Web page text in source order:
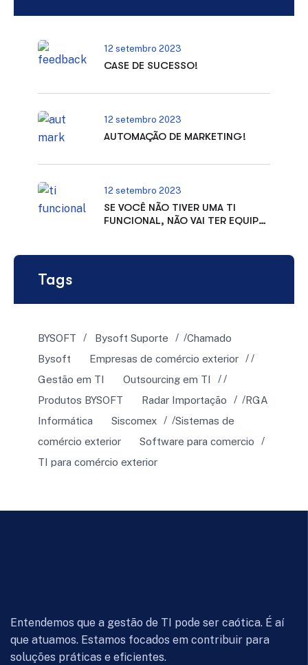
12 setembro 2023
CASE DE SUCESSO!
12 setembro 2023
AUTOMAÇÃO DE MARKETING!
12 setembro 2023
SE VOCÊ NÃO TIVER UMA TI
FUNCIONAL, NÃO VAI TER EQUIPE
Tags
BYSOFT Bysoft Suporte
Chamado
Bysoft
Empresas de comércio exterior
Gestão em TI
Outsourcing em TI
Produtos BYSOFT
Radar Importação
RGA
Informática
Siscomex
Sistemas de
comércio exterior
Software para comercio
TI para comércio exterior
Entendemos que a gestão de TI pode ser caótica. É aí
que atuamos. Estamos focados em contribuir para
soluções práticas e eficientes.